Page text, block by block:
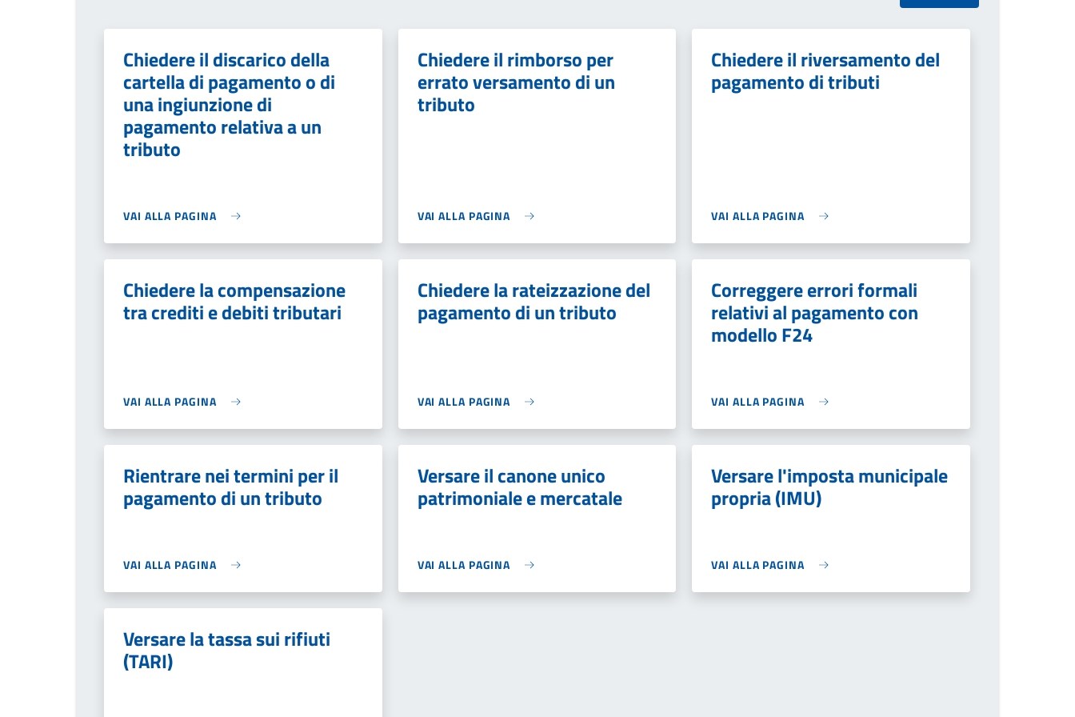
Chiedere il discarico della
cartella di pagamento o di
una ingiunzione di
pagamento relativa a un
tributo
VAI ALLA PAGINA
Chiedere il rimborso per
errato versamento di un
tributo
VAI ALLA PAGINA
Chiedere il riversamento del
pagamento di tributi
VAI ALLA PAGINA
Chiedere la compensazione
tra crediti e debiti tributari
VAI ALLA PAGINA
Chiedere la rateizzazione del
pagamento di un tributo
VAI ALLA PAGINA
Correggere errori formali
relativi al pagamento con
modello F24
VAI ALLA PAGINA
Rientrare nei termini per il
pagamento di un tributo
VAI ALLA PAGINA
Versare il canone unico
patrimoniale e mercatale
VAI ALLA PAGINA
Versare l'imposta municipale
propria (IMU)
VAI ALLA PAGINA
Versare la tassa sui rifiuti
(TARI)